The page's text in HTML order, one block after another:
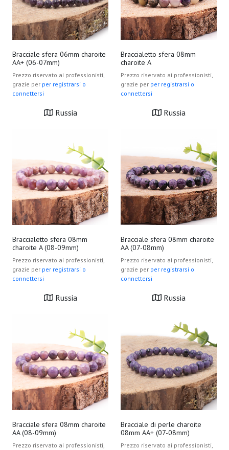
Bracciale sfera 06mm charoite
AA+ (06-07mm)
Prezzo riservato ai professionisti,
grazie per per registrarsi o
connettersi
Russia
Braccialetto sfera 08mm
charoïte A
Prezzo riservato ai professionisti,
grazie per per registrarsi o
connettersi
Russia
Braccialetto sfera 08mm
charoite A (08-09mm)
Prezzo riservato ai professionisti,
grazie per per registrarsi o
connettersi
Russia
Bracciale sfera 08mm charoite
AA (07-08mm)
Prezzo riservato ai professionisti,
grazie per per registrarsi o
connettersi
Russia
Bracciale sfera 08mm charoite
AA (08-09mm)
Prezzo riservato ai professionisti,
Bracciale di perle charoite
08mm AA+ (07-08mm)
Prezzo riservato ai professionisti,